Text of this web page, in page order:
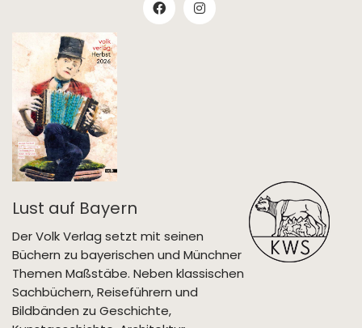
Lust auf Bayern
Der Volk Verlag setzt mit seinen
Büchern zu bayerischen und Münchner
Themen Maßstäbe. Neben klassischen
Sachbüchern, Reiseführern und
Bildbänden zu Geschichte,